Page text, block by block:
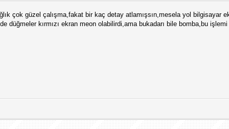
çok güzel çalışma,fakat bir kaç detay atlamışsın,mesela yol bilgisayar
düğmeler kırmızı ekran meon olabilirdi,ama bukadarı bile bomba,bu